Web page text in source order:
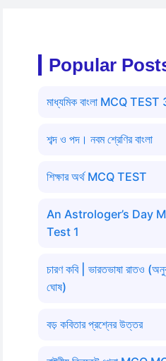
Popular
মাধ্যমিক বাংলা MCQ TEST
শব্দ ও পদ। নবম শ্রেণির বাংলা
শিক্ষার অর্থ MCQ TEST
An Astrologer’s Day
Test 1
চারণ কবি | ভারতভাষা রাতও
ঘোষ)
বড় কবিতার প্রশ্নের উত্তর